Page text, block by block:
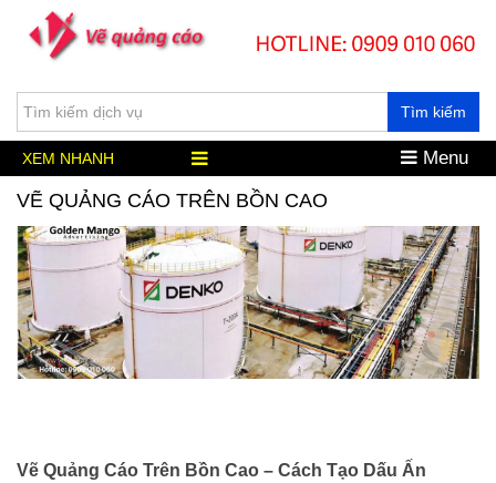
Tìm kiếm
XEM NHANH Menu
VẼ QUẢNG CÁO TRÊN BỒN CAO
Vẽ Quảng Cáo Trên Bồn Cao – Cách Tạo Dấu Ấn